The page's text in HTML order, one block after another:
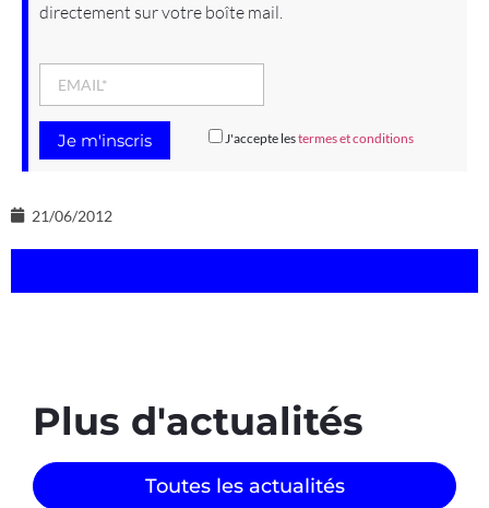
directement sur votre boîte mail.
J'accepte lestermes et conditions
21/06/2012
Plus d'actualités
Toutes les actualités